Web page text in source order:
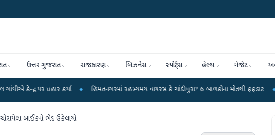
ઉત્તર ગુજરાત રાજકારણ બિઝનેસ સ્પોર્ટ્સ હેલ્થ ગેજેટ
કર્યા ● હિંમતનગરમાં રહસ્યમય વાયરસ કે ચાંદીપુરા? 6 બાળકોના મોતથી ફફડાટ ● હવામાન
બાઈકનો ભેદ ઉકેલાયો